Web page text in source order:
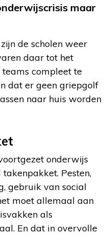
maar
de scholen weer
daar tot het
compleet te
dat er geen griepgolf
naar huis worden
onderwijs
Pesten,
gebruik van social
moet allemaal aan
als
En dat in overvolle